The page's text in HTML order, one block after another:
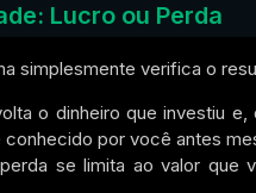
Lucro ou Perda
simplesmente verifica o
o dinheiro que investiu e,
por você antes
se limita ao valor que